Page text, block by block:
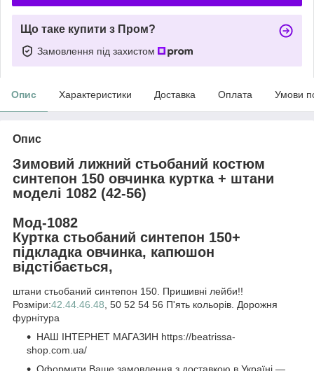
Що таке купити з Пром?
Замовлення під захистом
Опис Характеристики Доставка Оплата Умови
Опис
Зимовий лижний стьобаний костюм
синтепон 150 овчинка куртка + штани
моделі 1082 (42-56)
Мод-1082
Куртка стьобаний синтепон 150+
підкладка овчинка, капюшон
відстібається,
штани стьобаний синтепон 150. Пришивні лейби!!
Розміри:42.44.46.48, 50 52 54 56 П'ять кольорів. Дорожня
фурнітура
НАШ ІНТЕРНЕТ МАГАЗИН https://beatrissa-
shop.com.ua/